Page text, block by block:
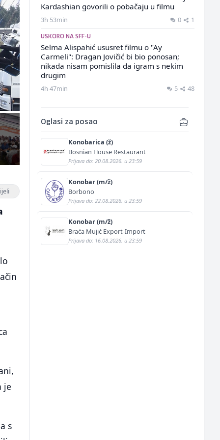
je
s
Kardashian govorili o pobačaju u filmu
3h 53min 0 1
USKORO NA SFF-U
Selma Alispahić ususret filmu o "Ay
Carmeli": Dragan Jovičić bi bio ponosan;
nikada nisam pomislila da igram s nekim
drugim
4h 47min 5 48
Oglasi za posao
Konobarica (ž)
Bosnian House Restaurant
Prijava do: 20.08.2026. u 23:59
Konobar (m/ž)
Borbono
Prijava do: 22.08.2026. u 23:59
Konobar (m/ž)
Braća Mujić Export-Import
Prijava do: 16.08.2026. u 23:59